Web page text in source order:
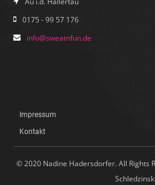
0175 - 99 57 176
info@sweatnfun.de
Impressum
Kontakt
© 2020 Nadine Hadersdorfer. All Rights
Schledzinski